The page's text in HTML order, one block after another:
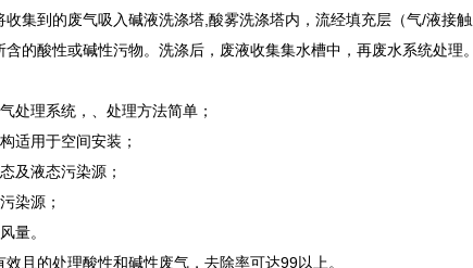
收集到的废气吸入碱液洗涤塔,酸雾洗涤塔内，流经填充层（气/液接
含的酸性或碱性污物。洗涤后，废液收集集水槽中，再废水系统处理。
处理系统，、处理方法简单；
适用于空间安装；
及液态污染源；
染源；
量。
效且的处理酸性和碱性废气，去除率可达99以上。